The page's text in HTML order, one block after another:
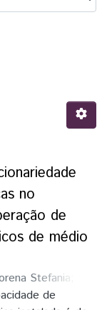
de
no
de
de médio
Stefania
Rafael
de